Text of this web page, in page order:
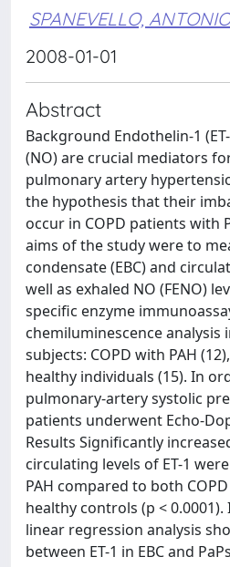
SPANEVELLO, ANTONIO
2008-01-01
Abstract
Background Endothelin-1
(NO) are crucial mediators
pulmonary artery
the hypothesis that their
occur in COPD patients with
aims of the study were to
condensate (EBC) and
well as exhaled NO (FENO)
specific enzyme
chemiluminescence analysis
subjects: COPD with PAH
healthy individuals (15). In
pulmonary-artery systolic
patients underwent Echo-
Results Significantly
circulating levels of ET-1
PAH compared to both
healthy controls (p < 0.0001).
linear regression analysis
between ET-1 in EBC and